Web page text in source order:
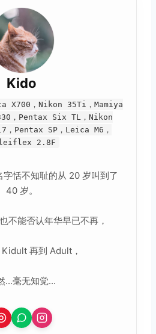
Kido
X700，Nikon 35Ti，Mamiya
，Pentax Six TL，Nikon
，Pentax SP，Leica M6，
2.8F
恬不知耻的从 20 岁叫到了
40 岁。
不能否认年华早已不再，
再到 Adult，
...毫无知觉...